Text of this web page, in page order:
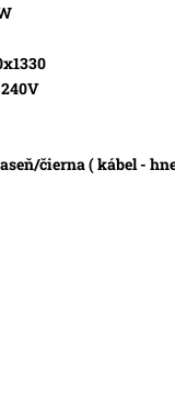
čierna ( kábel -